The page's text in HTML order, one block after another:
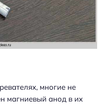
многие не
магниевый анод в их